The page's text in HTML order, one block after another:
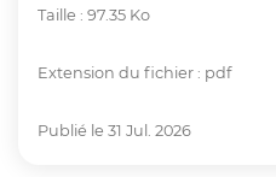
mesures nécessaires.
presse, seront assurés
jusqu’à la levée de la
Taille : 97.35 Ko
Extension du fichier : pdf
Publié le 31 Jul. 2026